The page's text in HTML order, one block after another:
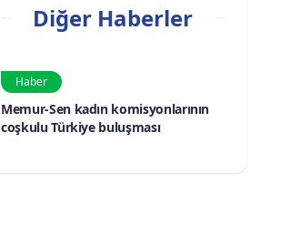
Diğer Haberler
Haber
Memur-Sen kadın komisyonlarının
coşkulu Türkiye buluşması